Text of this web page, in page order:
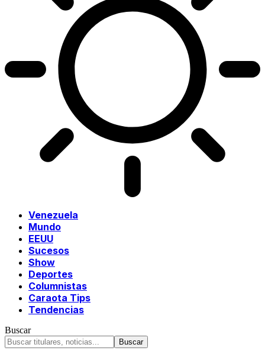
Venezuela
Mundo
EEUU
Sucesos
Show
Deportes
Columnistas
Caraota Tips
Tendencias
Buscar